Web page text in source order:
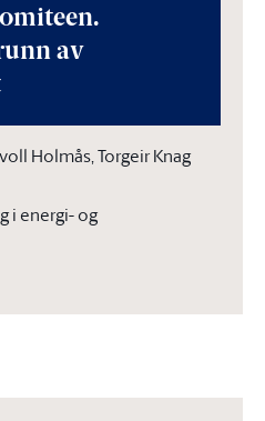
av
Holmås, Torgeir Knag
i energi- og